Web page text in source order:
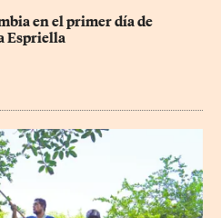
en el primer día de
Espriella